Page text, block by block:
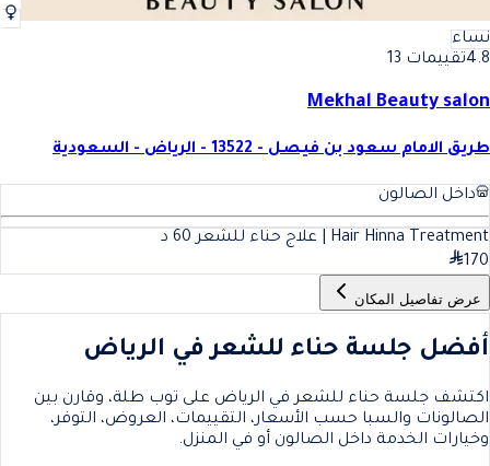
نساء
4.8تقييمات 13
Mekhal Beauty salon
طريق الامام سعود بن فيصل - 13522 - الرياض - السعودية
داخل الصالون
Hair Hinna Treatment | علاج حناء للشعر 60 د
170
عرض تفاصيل المكان
أفضل جلسة حناء للشعر في الرياض
اكتشف جلسة حناء للشعر في الرياض على توب طلة، وقارن بين
الصالونات والسبا حسب الأسعار، التقييمات، العروض، التوفر،
وخيارات الخدمة داخل الصالون أو في المنزل.